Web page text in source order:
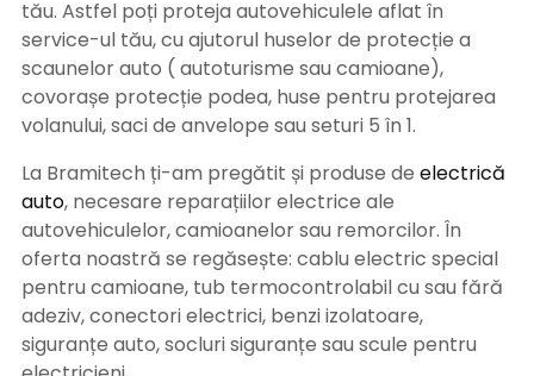
tău. Astfel poți proteja autovehiculele aflat în
service-ul tău, cu ajutorul huselor de protecție a
scaunelor auto ( autoturisme sau camioane),
covorașe protecție podea, huse pentru protejarea
volanului, saci de anvelope sau seturi 5 în 1.
La Bramitech ți-am pregătit și produse de electrică
auto, necesare reparațiilor electrice ale
autovehiculelor, camioanelor sau remorcilor. În
oferta noastră se regăsește: cablu electric special
pentru camioane, tub termocontrolabil cu sau fără
adeziv, conectori electrici, benzi izolatoare,
siguranțe auto, socluri siguranțe sau scule pentru